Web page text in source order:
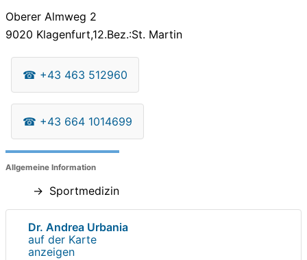
Oberer Almweg 2
9020 Klagenfurt,12.Bez.:St. Martin
☎ +43 463 512960
☎ +43 664 1014699
Allgemeine Information
Sportmedizin
Dr. Andrea Urbania
auf der Karte
anzeigen